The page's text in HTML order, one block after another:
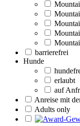
barrierefrei
Hunde
erlaubt
auf
Anreise mit
Adults only